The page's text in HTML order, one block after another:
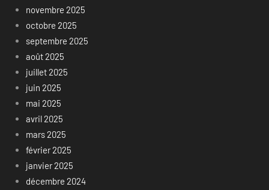
novembre 2025
octobre 2025
septembre 2025
août 2025
juillet 2025
juin 2025
mai 2025
avril 2025
mars 2025
février 2025
janvier 2025
décembre 2024